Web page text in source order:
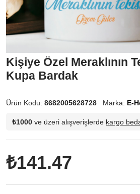
Kişiye Özel Meraklının
Kupa Bardak
Ürün Kodu: 8682005628728 Marka: E-
₺1000 ve üzeri alışverişlerde kargo
₺141.47